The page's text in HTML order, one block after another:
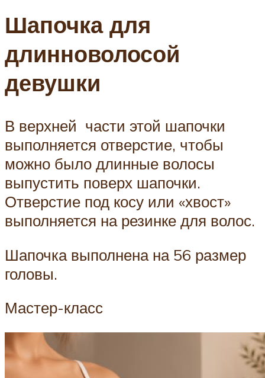
Шапочка для
длинноволосой
девушки
В верхней части этой шапочки
выполняется отверстие, чтобы
можно было длинные волосы
выпустить поверх шапочки.
Отверстие под косу или «хвост»
выполняется на резинке для волос.
Шапочка выполнена на 56 размер
головы.
Мастер-класс